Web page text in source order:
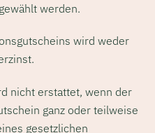
werden.
wird weder
nicht erstattet, wenn der
ganz oder teilweise
gesetzlichen